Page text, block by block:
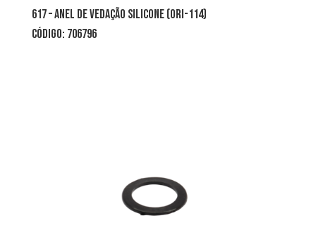
617 – ANEL DE VEDAÇÃO SILICONE (ORI-114)
CÓDIGO: 706796